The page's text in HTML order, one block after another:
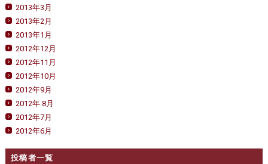
2013年3月
2013年2月
2013年1月
2012年12月
2012年11月
2012年10月
2012年9月
2012年 8月
2012年7月
2012年6月
投稿者一覧